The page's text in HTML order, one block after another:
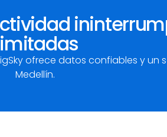
ofrece datos confiables y un
Medellín.